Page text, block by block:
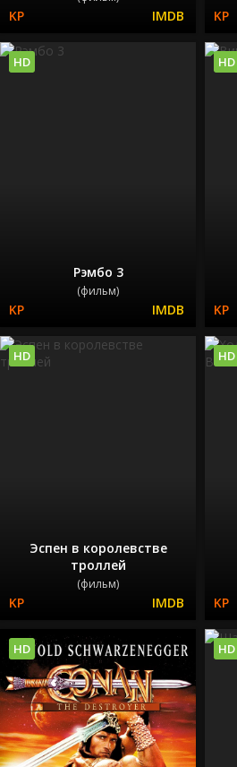
Рэмбо 3
(фильм)
HD HD
Эспен в королевстве
троллей
(фильм)
HD HD
HD HD